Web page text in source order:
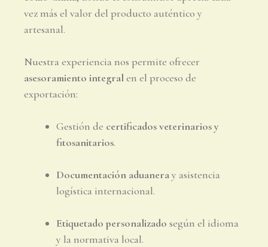
vez más el valor del producto auténtico y
artesanal.
Nuestra experiencia nos permite ofrecer
asesoramiento integralen el proceso de
exportación:
Gestión de certificados veterinarios y
fitosanitarios.
Documentación aduaneray asistencia
logística internacional.
Etiquetado personalizado según el idioma
y la normativa local.